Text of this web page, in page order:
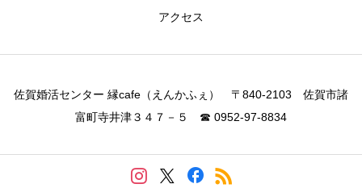
アクセス
佐賀婚活センター 縁cafe（えんかふぇ） 〒840-2103 佐賀市諸
富町寺井津３４７－５ ☎ 0952-97-8834